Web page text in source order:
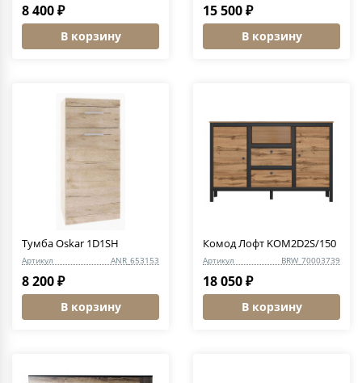
8 400 ₽
В корзину
15 500 ₽
В корзину
Тумба Oskar 1D1SH
Артикул ANR_653153
8 200 ₽
В корзину
Комод Лофт KOM2D2S/150
Артикул BRW_70003739
18 050 ₽
В корзину